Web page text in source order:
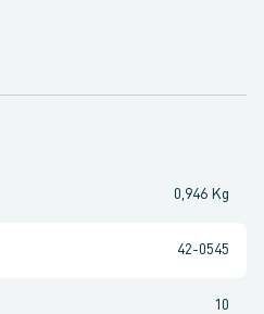
0,946 Kg
42-0545
10